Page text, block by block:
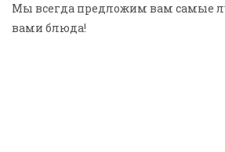
Мы всегда предложим вам самые
вами блюда!